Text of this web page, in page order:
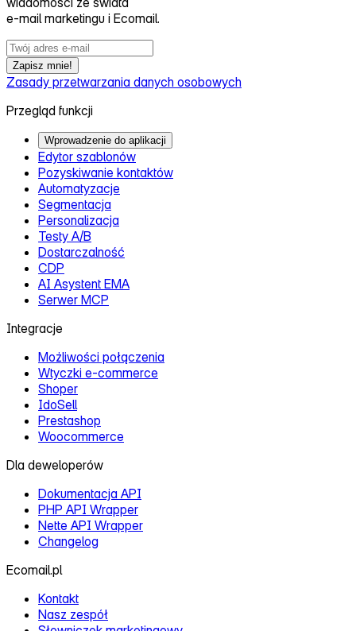
e‑mail marketingu i Ecomail.
Zapisz mnie!
Zasady przetwarzania danych osobowych
Przegląd funkcji
Wprowadzenie do aplikacji
Edytor szablonów
Pozyskiwanie kontaktów
Automatyzacje
Segmentacja
Personalizacja
Testy A/B
Dostarczalność
CDP
AI Asystent EMA
Serwer MCP
Integracje
Możliwości połączenia
Wtyczki e‑commerce
Shoper
IdoSell
Prestashop
Woocommerce
Dla deweloperów
Dokumentacja API
PHP API Wrapper
Nette API Wrapper
Changelog
Ecomail.pl
Kontakt
Nasz zespół